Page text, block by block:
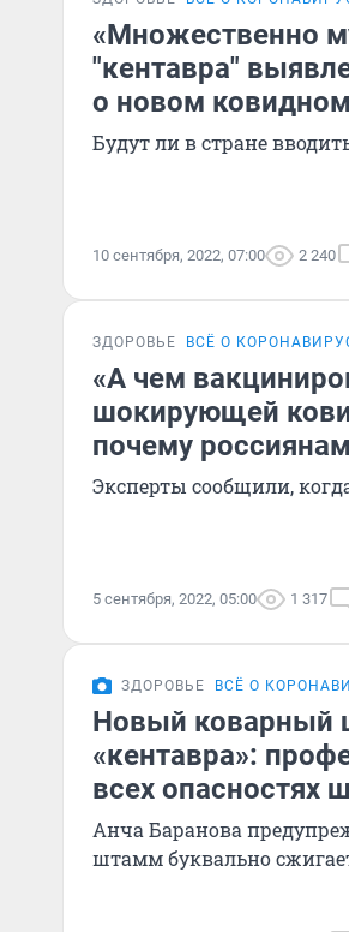
«Множественно
"кентавра"
о новом
Будут ли в стране
10 сентября, 2022, 07:00 2 240
ЗДОРОВЬЕ ВСЁ О
«А чем
шокирующей
почему
Эксперты сообщили,
5 сентября, 2022, 05:00 1 317
ЗДОРОВЬЕ ВСЁ О
Новый коварный
«кентавра»:
всех опасностях
Анча Баранова
штамм буквально